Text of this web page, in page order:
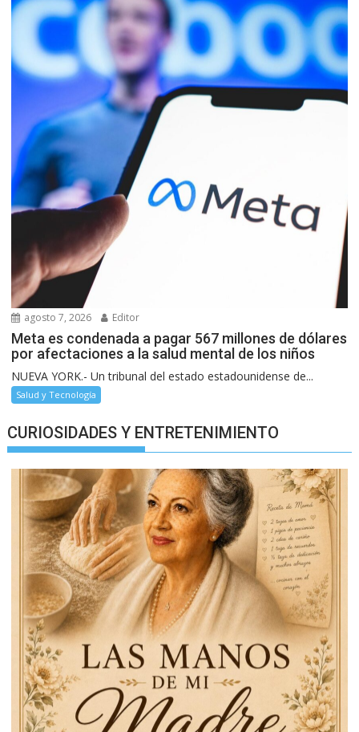
agosto 7, 2026 Editor
Meta es condenada a pagar 567 millones de dólares
por afectaciones a la salud mental de los niños
NUEVA YORK.- Un tribunal del estado estadounidense de...
Salud y Tecnología
CURIOSIDADES Y ENTRETENIMIENTO